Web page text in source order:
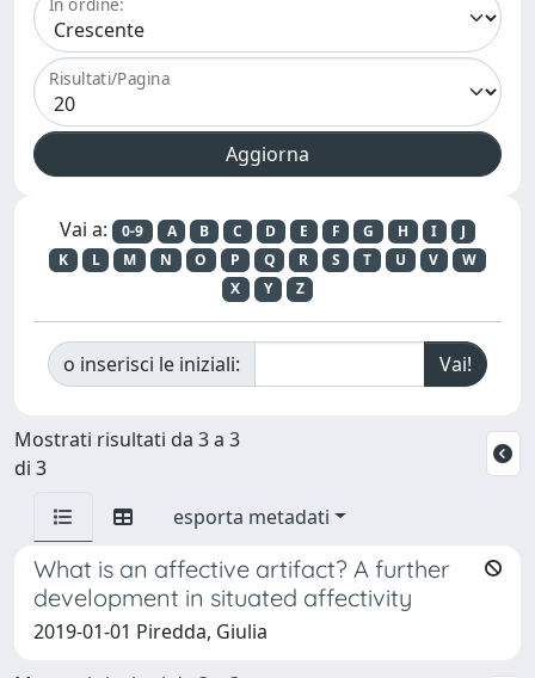
In ordine:
Risultati/Pagina
Vai a: 0-9 A B C D E F G H I
J
K
L M N O P Q R S T U V
W
X
Y Z
o inserisci le iniziali:
Mostrati risultati da 3 a 3
di 3
esporta metadati
What is an affective artifact? A further
development in situated affectivity
2019-01-01 Piredda, Giulia